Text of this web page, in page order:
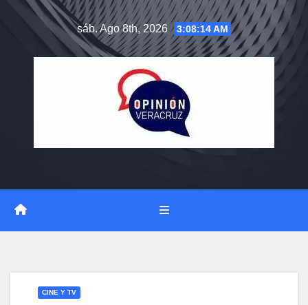
sáb. Ago 8th, 2026 3:08:15 AM
CINE Y TV